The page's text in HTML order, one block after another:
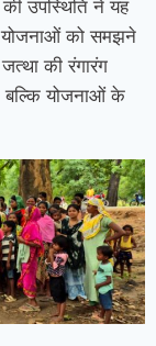
उपस्थिति ने यह
योजनाओं को समझने
की रंगारंग
बल्कि योजनाओं के